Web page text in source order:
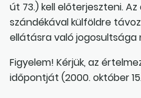
út 73.) kell előterjeszteni.
szándékával külföldre
ellátásra való jogosultsága
Figyelem! Kérjük, az
időpontját (2000. október